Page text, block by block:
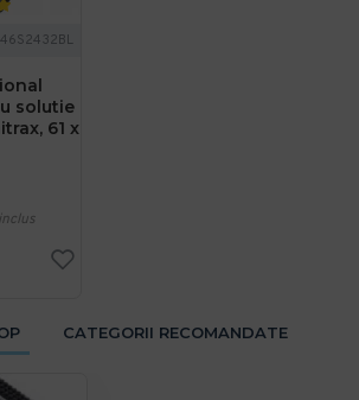
solutie
61 x
CATEGORII RECOMANDATE